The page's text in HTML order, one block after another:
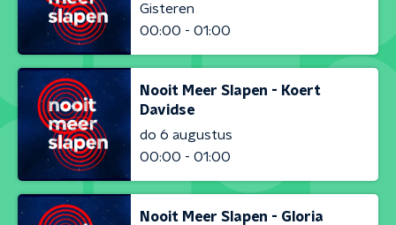
Gisteren
00:00 - 01:00
Nooit Meer Slapen - Koert
Davidse
do 6 augustus
00:00 - 01:00
Nooit Meer Slapen - Gloria